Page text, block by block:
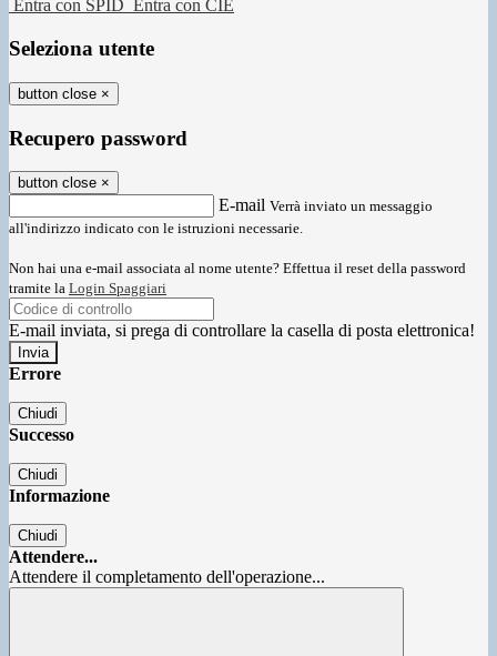
Entra con SPID Entra con CIE
Seleziona utente
button close ×
Recupero password
button close ×
E-mail Verrà inviato un messaggio
all'indirizzo indicato con le istruzioni necessarie.
Non hai una e-mail associata al nome utente? Effettua il reset della password
tramite la Login Spaggiari
E-mail inviata, si prega di controllare la casella di posta elettronica!
Errore
Chiudi
Successo
Chiudi
Informazione
Chiudi
Attendere...
Attendere il completamento dell'operazione...